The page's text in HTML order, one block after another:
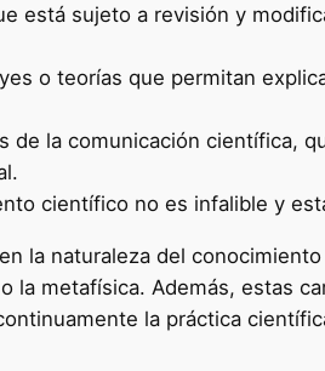
está sujeto a revisión y
o teorías que permitan
de la comunicación científica,
científico no es infalible y
la naturaleza del
la metafísica. Además, estas
la práctica